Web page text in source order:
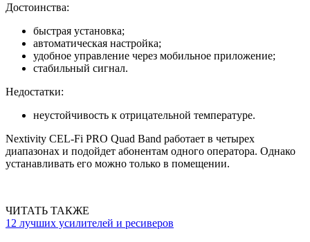
Достоинства:
быстрая установка;
автоматическая настройка;
удобное управление через мобильное приложение;
стабильный сигнал.
Недостатки:
неустойчивость к отрицательной температуре.
Nextivity CEL-Fi PRO Quad Band работает в четырех
диапазонах и подойдет абонентам одного оператора. Однако
устанавливать его можно только в помещении.
ЧИТАТЬ ТАКЖЕ
12 лучших усилителей и ресиверов